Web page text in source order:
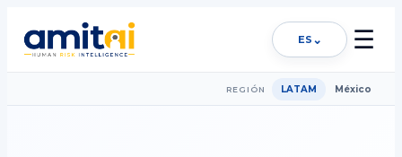
ES ⌄ ☰
REGIÓN LATAM México